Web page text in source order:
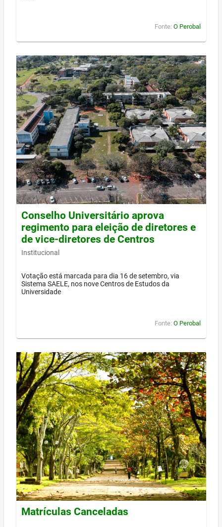
Fonte: O Perobal
Conselho Universitário aprova
regimento para eleição de diretores e
de vice-diretores de Centros
Institucional
Votação está marcada para dia 16 de setembro, via
Sistema SAELE, nos nove Centros de Estudos da
Universidade
Fonte: O Perobal
Matrículas Canceladas